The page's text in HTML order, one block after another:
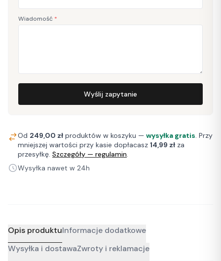
Wiadomość *
Wyślij zapytanie
Od 249,00 zł produktów w koszyku — wysyłka gratis. Przy
mniejszej wartości przy kasie dopłacasz 14,99 zł za
przesyłkę. Szczegóły — regulamin.
Wysyłka nawet w 24h
Opis produktuInformacje dodatkowe
Wysyłka i dostawaZwroty i reklamacje